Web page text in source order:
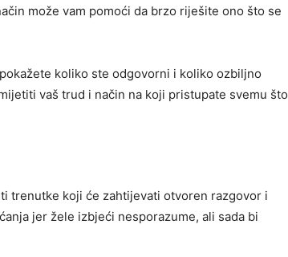
može vam pomoći da brzo riješite ono što se
koliko ste odgovorni i koliko ozbiljno
vaš trud i način na koji pristupate svemu što
trenutke koji će zahtijevati otvoren razgovor i
jer žele izbjeći nesporazume, ali sada bi